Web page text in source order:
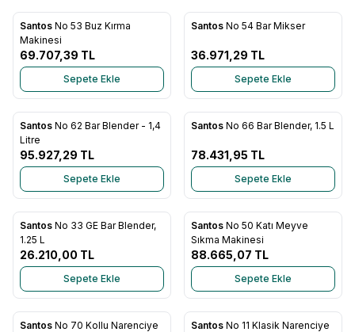
Favorilere Ekle
Santos No 53 Buz Kırma
Makinesi
69.707,39 TL
Sepete Ekle
Santos No 54 Bar Mikser
36.971,29 TL
Sepete Ekle
Favorilere Ekle
Santos No 62 Bar Blender - 1,4
Litre
95.927,29 TL
Sepete Ekle
Santos No 66 Bar Blender, 1.5 L
78.431,95 TL
Sepete Ekle
Favorilere Ekle
Santos No 33 GE Bar Blender,
1.25 L
26.210,00 TL
Sepete Ekle
Favorilere Ekle
Santos No 50 Katı Meyve
Sıkma Makinesi
88.665,07 TL
Sepete Ekle
Santos No 70 Kollu Narenciye
Santos No 11 Klasik Narenciye